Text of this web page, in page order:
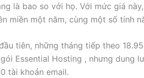
là bao so với họ. Với mức giá
miền một năm, cùng một số tính
tiên, những tháng tiếp theo
Essential Hosting , nhưng dung
tài khoản email.